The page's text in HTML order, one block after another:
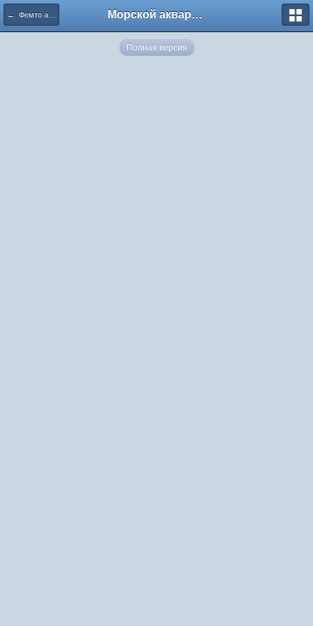
← Фемто айрон Морской аквариум. Форумы ReefCentral.ru
Полная версия